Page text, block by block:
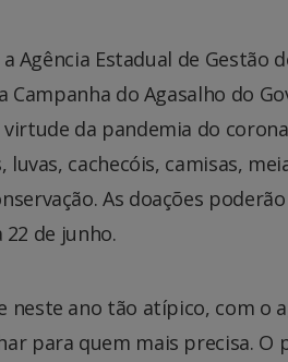
Agência Estadual de Gestão
do Agasalho do
da pandemia do
cachecóis, camisas,
As doações
de junho.
neste ano tão atípico, com o
para quem mais precisa. O